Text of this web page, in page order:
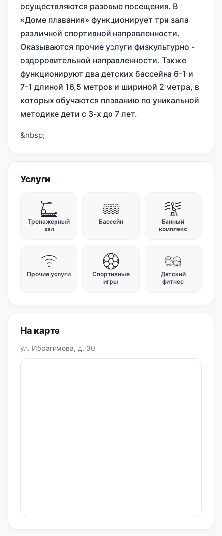
осуществляются разовые посещения. В
«Доме плавания» функционирует три зала
различной спортивной направленности.
Оказываются прочие услуги физкультурно -
оздоровительной направленности. Также
функционируют два детских бассейна 6-1 и
7-1 длиной 16,5 метров и шириной 2 метра, в
которых обучаются плаванию по уникальной
методике дети с 3-х до 7 лет.
&nbsp;
Услуги
Тренажерный
зал
Бассейн
Банный
комплекс
Прочие услуги
Спортивные
игры
Детский
фитнес
На карте
ул. Ибрагимова, д. 30